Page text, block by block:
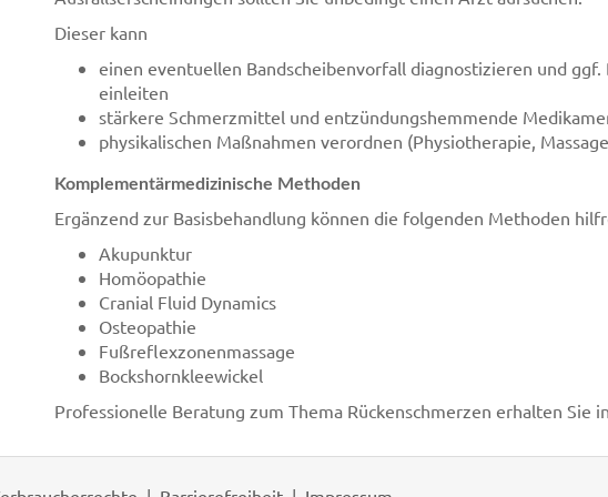
Dieser kann
einen eventuellen Bandscheibenvorfall diagnostizieren und ggf.
einleiten
stärkere Schmerzmittel und entzündungshemmende
physikalischen Maßnahmen verordnen (Physiotherapie,
Komplementärmedizinische Methoden
Ergänzend zur Basisbehandlung können die folgenden Methoden
Akupunktur
Homöopathie
Cranial Fluid Dynamics
Osteopathie
Fußreflexzonenmassage
Bockshornkleewickel
Professionelle Beratung zum Thema Rückenschmerzen erhalten Sie